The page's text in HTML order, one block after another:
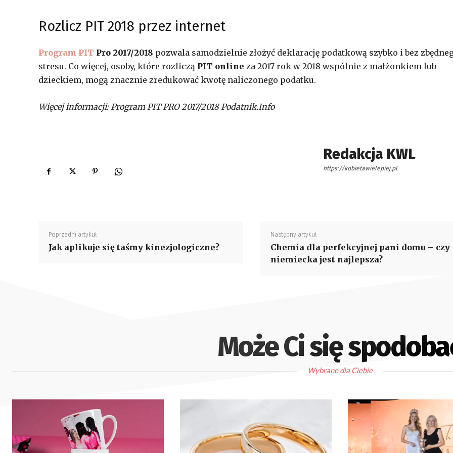
Rozlicz PIT 2018 przez internet
Program PIT Pro 2017/2018 pozwala samodzielnie złożyć deklarację podatkową szybko i bez
stresu. Co więcej, osoby, które rozliczą PIT online za 2017 rok w 2018 wspólnie z małżonkiem lub
dzieckiem, mogą znacznie zredukować kwotę naliczonego podatku.
Więcej informacji: Program PIT PRO 2017/2018 Podatnik.Info
Redakcja KWL
https://kobietawielepiej.pl
Poprzedni artykuł
Jak aplikuje się taśmy kinezjologiczne?
Następny artykuł
Chemia dla perfekcyjnej pani domu – czy
niemiecka jest najlepsza?
Może Ci się
Wybrane dla Ciebie